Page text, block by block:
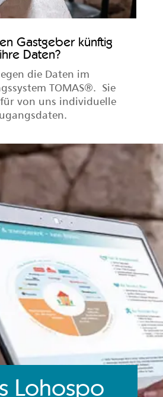
Gastgeber künftig
ihre Daten?
die Daten im
TOMAS®. Sie
von uns individuelle
Lohospo